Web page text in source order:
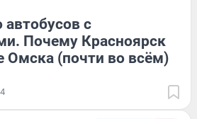
автобусов с
Почему Красноярск
Омска (почти во всём)